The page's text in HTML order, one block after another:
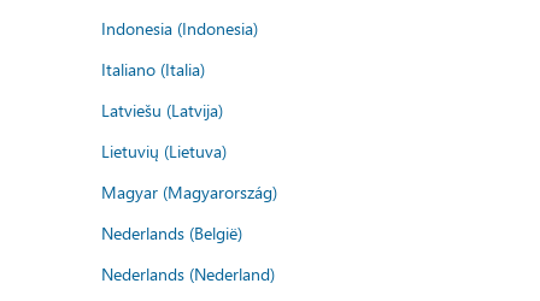
Indonesia (Indonesia)
Italiano (Italia)
Latviešu (Latvija)
Lietuvių (Lietuva)
Magyar (Magyarország)
Nederlands (België)
Nederlands (Nederland)